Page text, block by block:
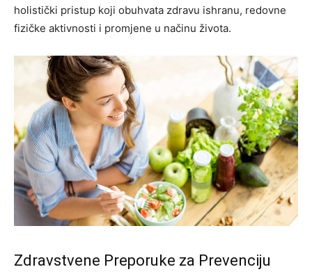
holistički pristup koji obuhvata zdravu ishranu, redovne
fizičke aktivnosti i promjene u načinu života.
Zdravstvene Preporuke za Prevenciju